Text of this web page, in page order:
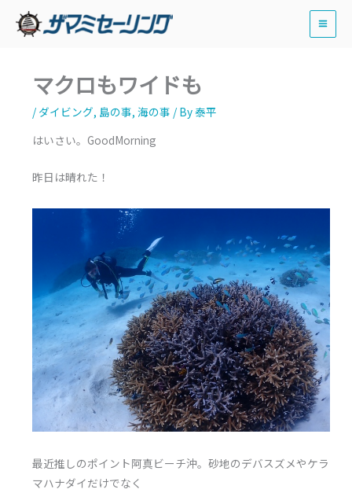
マクロもワイドも
/ ダイビング, 島の事,海の事 / By泰平
はいさい。GoodMorning
昨日は晴れた！
最近推しのポイント阿真ビーチ沖。砂地のデバスズメやケラ
マハナダイだけでなく